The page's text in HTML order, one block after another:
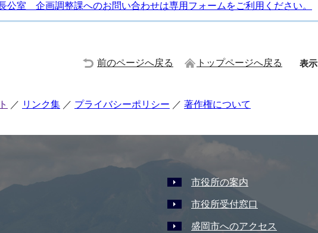
公室 企画調整課へのお問い合わせは専用フォームをご利用ください。
前のページへ戻る トップページへ戻る 表示
リンク集 プライバシーポリシー 著作権について
市役所の案内
市役所受付窓口
盛岡市へのアクセス